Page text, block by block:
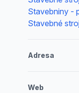
Stavebniny -
Stavebné
Adresa
Web